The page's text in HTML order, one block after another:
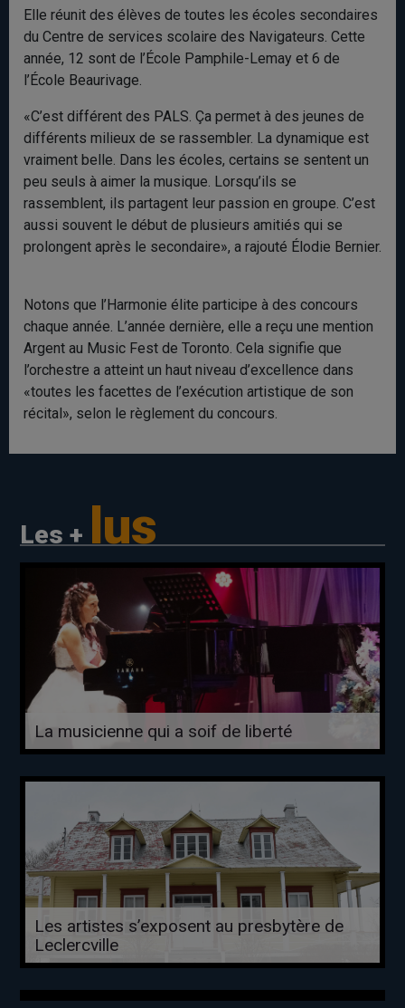
Elle réunit des élèves de toutes les écoles secondaires
du Centre de services scolaire des Navigateurs. Cette
année, 12 sont de l’École Pamphile-Lemay et 6 de
l’École Beaurivage.
«C’est différent des PALS. Ça permet à des jeunes de
différents milieux de se rassembler. La dynamique est
vraiment belle. Dans les écoles, certains se sentent un
peu seuls à aimer la musique. Lorsqu’ils se
rassemblent, ils partagent leur passion en groupe. C’est
aussi souvent le début de plusieurs amitiés qui se
prolongent après le secondaire», a rajouté Élodie Bernier.
Notons que l’Harmonie élite participe à des concours
chaque année. L’année dernière, elle a reçu une mention
Argent au Music Fest de Toronto. Cela signifie que
l’orchestre a atteint un haut niveau d’excellence dans
«toutes les facettes de l’exécution artistique de son
récital», selon le règlement du concours.
Les + lus
La musicienne qui a soif de liberté
Les artistes s’exposent au presbytère de
Leclercville